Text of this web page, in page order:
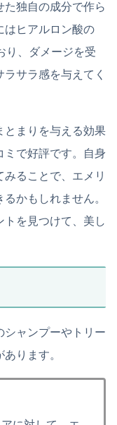
独自の成分で作ら
はヒアルロン酸の
り、ダメージを受
サラ感を与えてく
とまりを与える効果
ミで好評です。自身
ることで、エメリ
かもしれません。
を見つけて、美し
シャンプーやトリー
ります。